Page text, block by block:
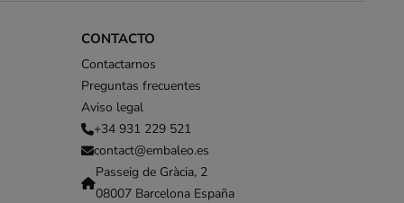
CONTACTO
Contactarnos
Preguntas frecuentes
Aviso legal
+34 931 229 521
contact@embaleo.es
Passeig de Gràcia, 2
08007 Barcelona España